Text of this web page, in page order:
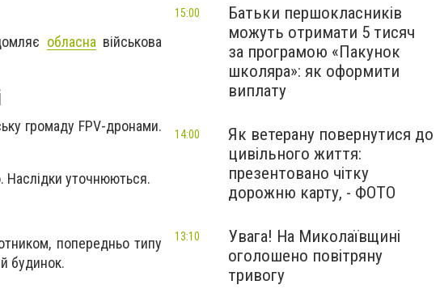
обласна військова
громаду FPV-дронами.
Наслідки уточнюються.
попередньо типу
будинок.
Батьки першокласників
можуть отримати 5 тисяч
за програмою «Пакунок
школяра»: як оформити
виплату
15:00
Як ветерану повернутися до
цивільного життя:
презентовано чітку
дорожню карту, - ФОТО
14:00
Увага! На Миколаївщині
оголошено повітряну
тривогу
13:10